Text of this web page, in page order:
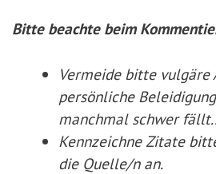
Bitte beachte beim
Vermeide bitte vulgäre
persönliche
manchmal schwer
Kennzeichne Zitate
die Quelle/n an.